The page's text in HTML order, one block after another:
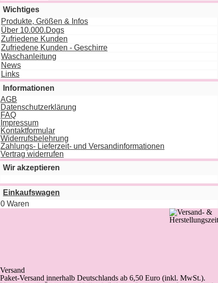
Wichtiges
Produkte, Größen & Infos
Über 10.000.Dogs
Zufriedene Kunden
Zufriedene Kunden - Geschirre
Waschanleitung
News
Links
Informationen
AGB
Datenschutzerklärung
FAQ
Impressum
Kontaktformular
Widerrufsbelehrung
Zahlungs- Lieferzeit- und Versandinformationen
Vertrag widerrufen
Wir akzeptieren
Einkaufswagen
0 Waren
Versand
Paket-Versand innerhalb Deutschlands ab 6,50 Euro (inkl. MwSt.).